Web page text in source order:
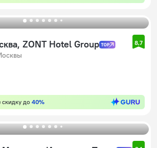
ZONT Hotel Group 8,7
скидку до 40%